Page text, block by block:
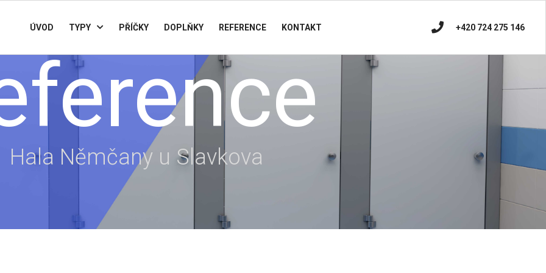
ÚVOD TYPY PŘÍČKY DOPLŇKY REFERENCE KONTAKT +420 724 275 146
Hala Němčany u Slavkova